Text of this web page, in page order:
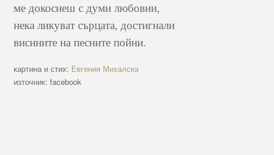
ме докоснеш с думи любовни,
нека ликуват сърцата, достигнали
висините на песните пойни.
картина и стих: Евгения Михалска
източник: facebook